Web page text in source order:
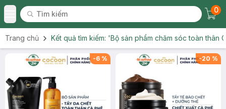
Toggle Menu
Tìm kiếm
Tìm kiếm
0
Trang chủ Kết quả tìm kiếm: 'Bộ sản phẩm chăm sóc toàn thân
-6 % -20 %